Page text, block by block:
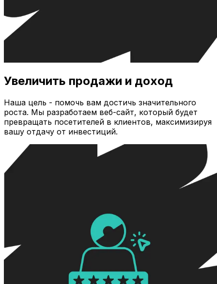
Увеличить продажи и доход
Наша цель - помочь вам достичь значительного
роста. Мы разработаем веб-сайт, который будет
превращать посетителей в клиентов, максимизируя
вашу отдачу от инвестиций.